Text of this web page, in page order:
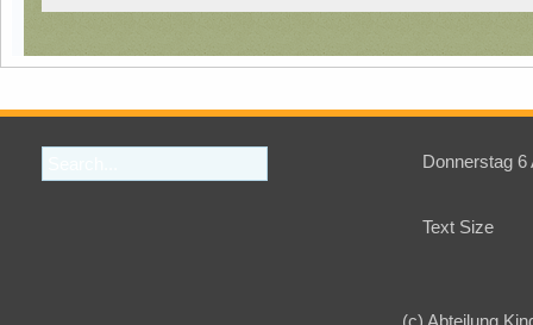
Donnerstag 6
Text Size
(c) Abteilung